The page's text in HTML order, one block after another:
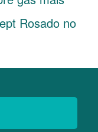
Rosado no